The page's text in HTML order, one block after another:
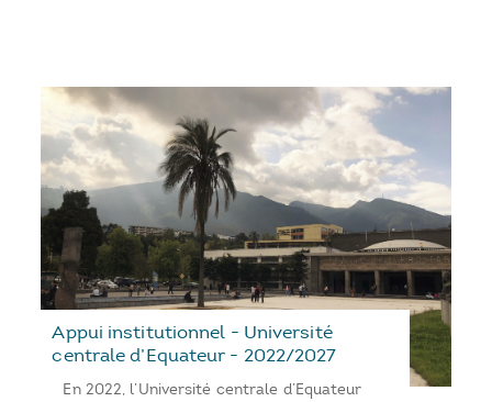
Appui institutionnel - Université
centrale d’Equateur - 2022/2027
En 2022, l’Université centrale d’Equateur